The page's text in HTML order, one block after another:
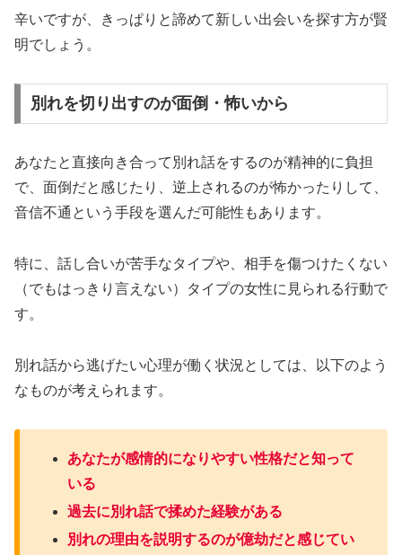
辛いですが、きっぱりと諦めて新しい出会いを探す方が賢
明でしょう。
別れを切り出すのが面倒・怖いから
あなたと直接向き合って別れ話をするのが精神的に負担
で、面倒だと感じたり、逆上されるのが怖かったりして、
音信不通という手段を選んだ可能性もあります。
特に、話し合いが苦手なタイプや、相手を傷つけたくない
（でもはっきり言えない）タイプの女性に見られる行動で
す。
別れ話から逃げたい心理が働く状況としては、以下のよう
なものが考えられます。
あなたが感情的になりやすい性格だと知って
いる
過去に別れ話で揉めた経験がある
別れの理由を説明するのが億劫だと感じてい